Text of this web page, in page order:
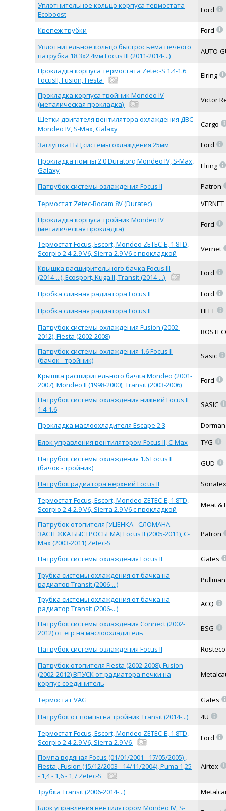
Уплотнительное кольцо корпуса термостата
Ecoboost
Ford =
Крепеж трубки Ford =
Уплотнительное кольцо быстросъема печного
патрубка 18.3x2.4мм Focus III (2011-2014-...)
AUTO-
Прокладка корпуса термостата Zetec-S 1.4-1.6
FocusII, Fusion, Fiesta
Elring =
Прокладка корпуса тройник Mondeo IV
(металическая прокладка)
Victor
Щетки двигателя вентилятора охлаждения ДВС
Mondeo IV, S-Max, Galaxy
Cargo
Заглушка ГБЦ системы охлаждения 25мм Ford =
Прокладка помпы 2.0 Duratorq Mondeo IV, S-Max,
Galaxy
Elring =
Патрубок системы озлаждения Focus II Patron
Термостат Zetec-Rocam 8V (Duratec) VERNET
Прокладка корпуса тройник Mondeo IV
(металическая прокладка)
Ford =
Термостат Focus, Escort, Mondeo ZETEC-E, 1.8TD,
Scorpio 2.4-2.9 V6, Sierra 2.9 V6 с прокладкой
Vernet
Крышка расширительного бачка Focus III
(2014-...), Ecosport, Kuga II, Transit (2014-...)
Ford =
Пробка сливная радиатора Focus II Ford =
Пробка сливная радиатора Focus II HLLT =
Патрубок системы охлаждения Fusion (2002-
2012), Fiesta (2002-2008)
Патрубок системы охлаждения 1.6 Focus II
(бачок - тройник)
Sasic =
Крышка расширительного бачка Mondeo (2001-
2007), Mondeo II (1998-2000), Transit (2003-2006)
Ford =
Патрубок системы охлаждения нижний Focus II
1.4-1.6
SASIC
Прокладка маслоохладителя Escape 2.3
Блок управления вентилятором Focus II, C-Max
TYG =
Патрубок системы охлаждения 1.6 Focus II
(бачок - тройник)
GUD =
Патрубок радиатора верхний Focus II
Термостат Focus, Escort, Mondeo ZETEC-E, 1.8TD,
Scorpio 2.4-2.9 V6, Sierra 2.9 V6 с прокладкой
Meat &
Патрубок отопителя [УЦЕНКА - СЛОМАНА
ЗАСТЕЖКА БЫСТРОСЪЕМА] Focus II (2005-2011), C-
Max (2003-2011) Zetec-S
Patron
Патрубок системы охлаждения Focus II Gates
Трубка системы охлаждения от бачка на
радиатор Transit (2006-...)
Трубка системы охлаждения от бачка на
радиатор Transit (2006-...)
ACQ =
Патрубок системы охлаждения Connect (2002-
2012) от егр на маслоохладитель
BSG =
Патрубок системы озлаждения Focus II
Патрубок отопителя Fiesta (2002-2008), Fusion
(2002-2012) ВПУСК от радиатора печки на
корпус-соединитель
Термостат VAG Gates
Патрубок от помпы на тройник Transit (2014-...) 4U =
Термостат Focus, Escort, Mondeo ZETEC-E, 1.8TD,
Scorpio 2.4-2.9 V6, Sierra 2.9 V6
Ford =
Помпа водяная Focus (01/01/2001 - 17/05/2005) ,
Fiesta , Fusion (15/12/2003 - 14/11/2004), Puma 1,25
- 1,4 - 1,6 - 1,7 Zetec-S
Airtex
Трубка Transit (2006-2014-...)
Блок управления вентилятором Mondeo IV, S-